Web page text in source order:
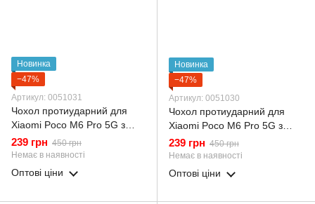
Новинка
−47%
Артикул: 0051031
Чохол протиударний для
Xiaomi Poco M6 Pro 5G з
магнітною пластиною зі
шторкою на камері чорний
239 грн 450 грн
Немає в наявності
Оптові ціни
Новинка
−47%
Артикул: 0051030
Чохол протиударний для
Xiaomi Poco M6 Pro 5G з
магнітною пластиною зі
шторкою на камері синій
239 грн 450 грн
Немає в наявності
Оптові ціни